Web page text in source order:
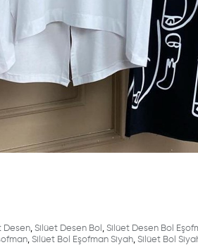
Desen, Silüet Desen Bol , Silüet Desen Bol
, Silüet Bol Eşofman Siyah, Silüet Bol